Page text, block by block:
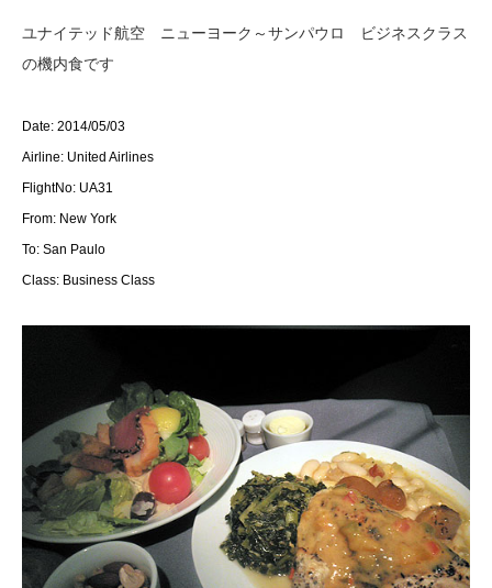
ユナイテッド航空 ニューヨーク～サンパウロ ビジネスクラス
の機内食です
Date: 2014/05/03
Airline: United Airlines
FlightNo: UA31
From: New York
To: San Paulo
Class: Business Class